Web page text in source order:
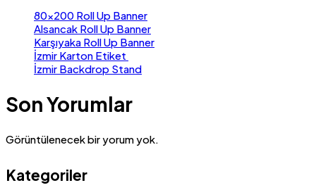
80×200 Roll Up Banner
Alsancak Roll Up Banner
Karşıyaka Roll Up Banner
İzmir Karton Etiket
İzmir Backdrop Stand
Son Yorumlar
Görüntülenecek bir yorum yok.
Kategoriler